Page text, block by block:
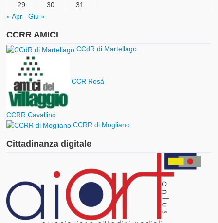
29
30
31
« Apr
Giu »
CCRR AMICI
CCdR di Martellago
CCR Rosà
CCRR Cavallino
CCRR di Mogliano
Cittadinanza digitale